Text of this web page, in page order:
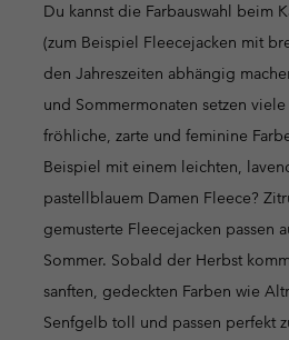
Du kannst die Farbauswahl beim
(zum Beispiel Fleecejacken mit
den Jahreszeiten abhängig
und Sommermonaten setzen
fröhliche, zarte und feminine
Beispiel mit einem leichten,
pastellblauem Damen Fleece?
gemusterte Fleecejacken passen
Sommer. Sobald der Herbst
sanften, gedeckten Farben wie
Senfgelb toll und passen perfekt